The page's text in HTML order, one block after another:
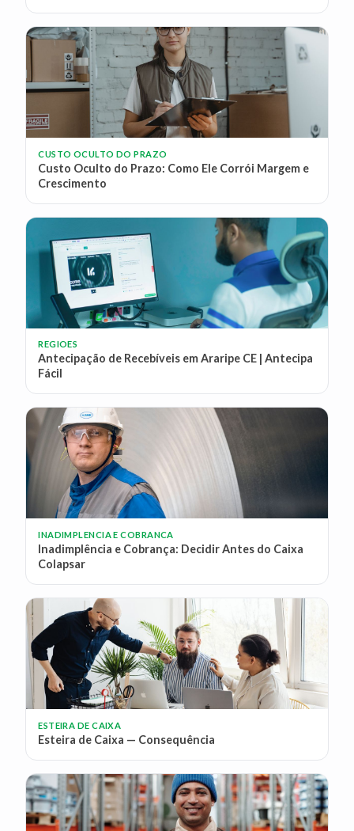
CUSTO OCULTO DO PRAZO
Custo Oculto do Prazo: Como Ele Corrói Margem e
Crescimento
REGIOES
Antecipação de Recebíveis em Araripe CE | Antecipa
Fácil
INADIMPLENCIA E COBRANCA
Inadimplência e Cobrança: Decidir Antes do Caixa
Colapsar
ESTEIRA DE CAIXA
Esteira de Caixa — Consequência